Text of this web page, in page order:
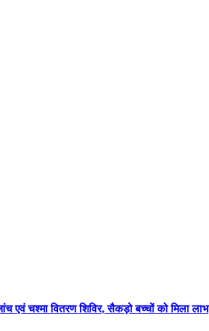
एवं चश्मा वितरण शिविर, सैकड़ो बच्चों को मिला लाभ